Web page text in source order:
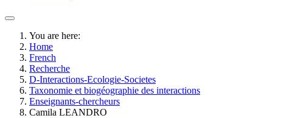
You are here:
Home
French
Recherche
D-Interactions-Ecologie-Societes
Taxonomie et biogéographie des interactions
Enseignants-chercheurs
Camila LEANDRO